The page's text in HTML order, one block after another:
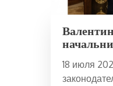
Будылина
18 июля